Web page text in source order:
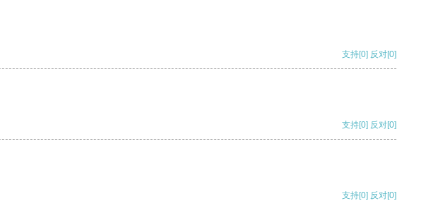
支持[0] 反对[0]
支持[0] 反对[0]
支持[0] 反对[0]